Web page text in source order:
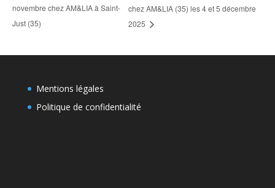
novembre chez AM&LIA à Saint-
Just (35)
chez AM&LIA (35) les 4 et 5 décembre
2025
Mentions légales
Politique de confidentialité